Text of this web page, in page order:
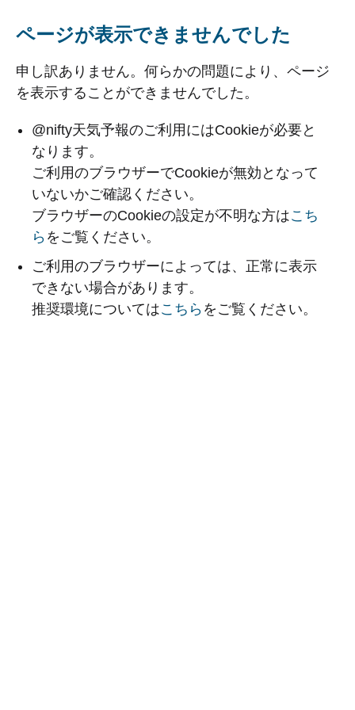
ページが表示できませんでした
申し訳ありません。何らかの問題により、ページ
を表示することができませんでした。
@nifty天気予報のご利用にはCookieが必要と
なります。
ご利用のブラウザーでCookieが無効となって
いないかご確認ください。
ブラウザーのCookieの設定が不明な方はこち
ら をご覧ください。
ご利用のブラウザーによっては、正常に表示
できない場合があります。
推奨環境についてはこちら をご覧ください。